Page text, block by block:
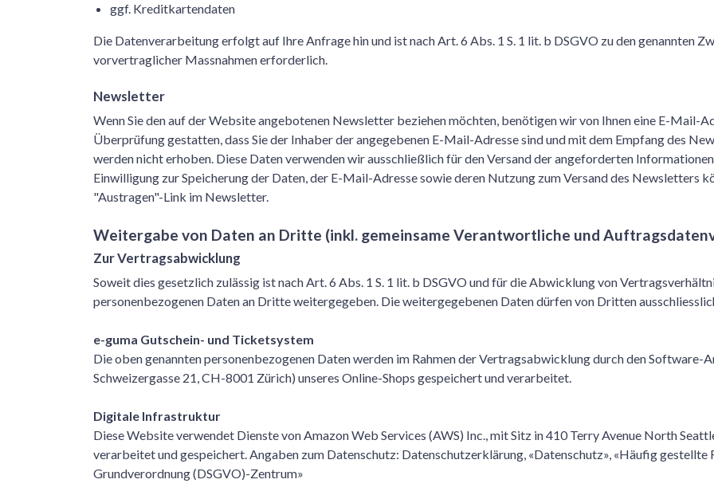
ggf. Kreditkartendaten
Die Datenverarbeitung erfolgt auf Ihre Anfrage hin und ist nach Art. 6 Abs. 1 S. 1 lit. b DSGVO zu den genannten
vorvertraglicher Massnahmen erforderlich.
Newsletter
Wenn Sie den auf der Website angebotenen Newsletter beziehen möchten, benötigen wir von Ihnen eine E-Mail-
Überprüfung gestatten, dass Sie der Inhaber der angegebenen E-Mail-Adresse sind und mit dem Empfang des
werden nicht erhoben. Diese Daten verwenden wir ausschließlich für den Versand der angeforderten
Einwilligung zur Speicherung der Daten, der E-Mail-Adresse sowie deren Nutzung zum Versand des Newsletters
"Austragen"-Link im Newsletter.
Weitergabe von Daten an Dritte (inkl. gemeinsame Verantwortliche und
Zur Vertragsabwicklung
Soweit dies gesetzlich zulässig ist nach Art. 6 Abs. 1 S. 1 lit. b DSGVO und für die Abwicklung von
personenbezogenen Daten an Dritte weitergegeben. Die weitergegebenen Daten dürfen von Dritten
e-guma Gutschein- und Ticketsystem
Die oben genannten personenbezogenen Daten werden im Rahmen der Vertragsabwicklung durch den
Schweizergasse 21, CH-8001 Zürich) unseres Online-Shops gespeichert und verarbeitet.
Digitale Infrastruktur
Diese Website verwendet Dienste von Amazon Web Services (AWS) Inc., mit Sitz in 410 Terry Avenue North
verarbeitet und gespeichert. Angaben zum Datenschutz: Datenschutzerklärung, «Datenschutz», «Häufig gestellte
Grundverordnung (DSGVO)-Zentrum»